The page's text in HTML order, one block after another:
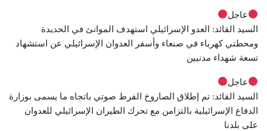
عاجل
السيد القائد: العدو الإسرائيلي استهدف الموانئ في الحديدة
ومحطتي كهرباء في صنعاء وأسفر العدوان الإسرائيلي عن استشهاد
تسعة شهداء مدنيين
عاجل
السيد القائد: تم إطلاق الصاروخ الفرط صوتي باتجاه ما يسمى بوزارة
الدفاع الإسرائيلية بالتزامن مع تحرك الطيران الإسرائيلي للعدوان
على بلدنا